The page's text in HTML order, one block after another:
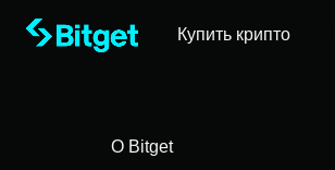
Купить крипто
О Bitget